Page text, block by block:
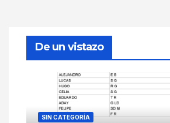
De un vistazo
SIN CATEGORÍA